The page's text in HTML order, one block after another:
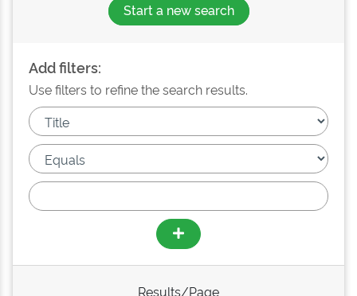
Start a new search
Add filters:
Use filters to refine the search results.
Results/Page